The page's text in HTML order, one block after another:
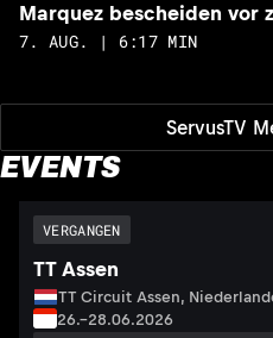
ServusTV
Marquez bescheiden vor
7. AUG. | 6:17 MIN
EVENTS
VERGANGEN
TT Assen
TT Circuit Assen,
26.–28.06.2026